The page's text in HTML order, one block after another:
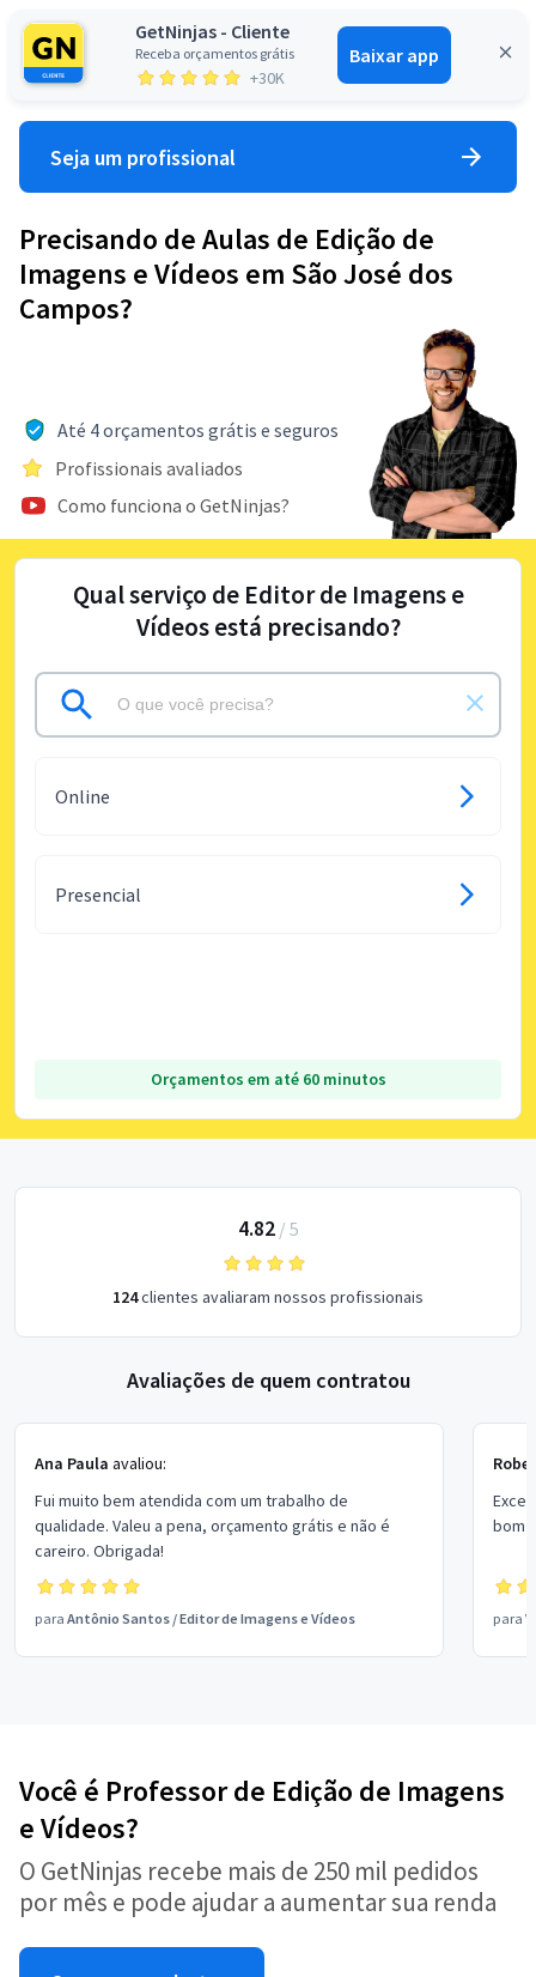
GetNinjas - Cliente
Receba orçamentos grátis
+30K
Baixar app
Entrar
Seja um profissional
Precisando de Aulas de Edição de
Imagens e Vídeos em São José dos
Campos?
Até 4 orçamentos grátis e seguros
Profissionais avaliados
Como funciona o GetNinjas?
Qual serviço de Editor de Imagens e
Vídeos está precisando?
Online
Presencial
Orçamentos em até 60 minutos
4.82/ 5
124clientes avaliaram nossos profissionais
Avaliações de quem contratou
Ana Paula avaliou:
Fui muito bem atendida com um trabalho de
qualidade. Valeu a pena, orçamento grátis e não é
careiro. Obrigada!
para Antônio Santos /Editor de Imagens e Vídeos
bom
para
Você é Professor de Edição de Imagens
e Vídeos?
O GetNinjas recebe mais de 250 mil pedidos
por mês e pode ajudar a aumentar sua renda